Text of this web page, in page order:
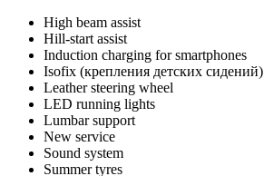
High beam assist
Hill-start assist
Induction charging for smartphones
Isofix (крепления детских сидений)
Leather steering wheel
LED running lights
Lumbar support
New service
Sound system
Summer tyres